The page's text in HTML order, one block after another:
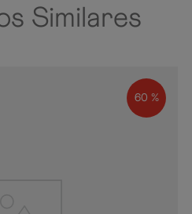
Similares
60 %